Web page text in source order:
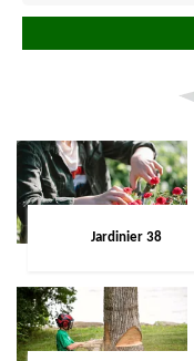
Jardinier 38